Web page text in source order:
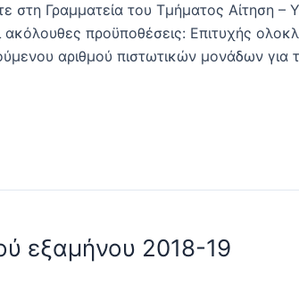
στη Γραμματεία του Τμήματος Αίτηση
προϋποθέσεις: Επιτυχής
αριθμού πιστωτικών μονάδων
εξαμήνου 2018-19